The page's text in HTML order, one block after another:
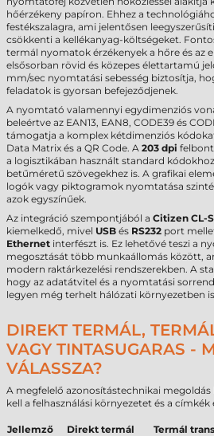
hőérzékeny papíron. Ehhez a
festékszalagra, ami jelentősen
csökkenti a kellékanyag-költségeket.
termál nyomatok érzékenyek a hőre és az
elsősorban rövid és közepes élettartamú
mm/sec nyomtatási sebesség biztosítja,
feladatok is gyorsan befejeződjenek.
A nyomtató valamennyi egydimenziós
beleértve az EAN13, EAN8, CODE39 és
támogatja a komplex kétdimenziós
Data Matrix és a QR Code. A 203 dpi
a logisztikában használt standard
betűméretű szövegekhez is. A grafikai
logók vagy piktogramok nyomtatása
azok egyszínűek.
Az integráció szempontjából a Citizen CL-
kiemelkedő, mivel USB és RS232 port
Ethernet interfészt is. Ez lehetővé teszi a
megosztását több munkaállomás között,
modern raktárkezelési rendszerekben. A
hogy az adatátvitel és a nyomtatási
legyen még terhelt hálózati környezetben
DIREKT TERMÁL,
VAGY TINTASUGARAS -
VÁLASSZA?
A megfelelő azonosítástechnikai
kell a felhasználási környezetet és a
Jellemző Direkt termál Termál